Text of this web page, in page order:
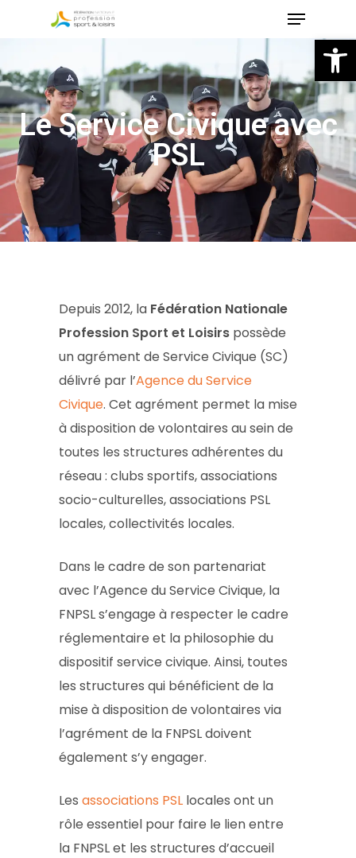
content
Le Service Civique avec
PSL
Depuis 2012, la Fédération Nationale
Profession Sport et Loisirs possède
un agrément de Service Civique (SC)
délivré par l’Agence du Service
Civique. Cet agrément permet la mise
à disposition de volontaires au sein de
toutes les structures adhérentes du
réseau : clubs sportifs, associations
socio-culturelles, associations PSL
locales, collectivités locales.
Dans le cadre de son partenariat
avec l’Agence du Service Civique, la
FNPSL s’engage à respecter le cadre
réglementaire et la philosophie du
dispositif service civique. Ainsi, toutes
les structures qui bénéficient de la
mise à disposition de volontaires via
l’agrément de la FNPSL doivent
également s’y engager.
Les associations PSL locales ont un
rôle essentiel pour faire le lien entre
la FNPSL et les structures d’accueil